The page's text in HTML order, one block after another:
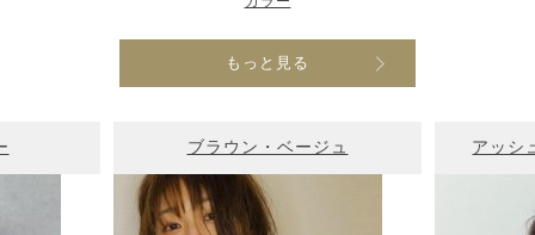
もっと見る
ブラウン・ベージュ アッシ